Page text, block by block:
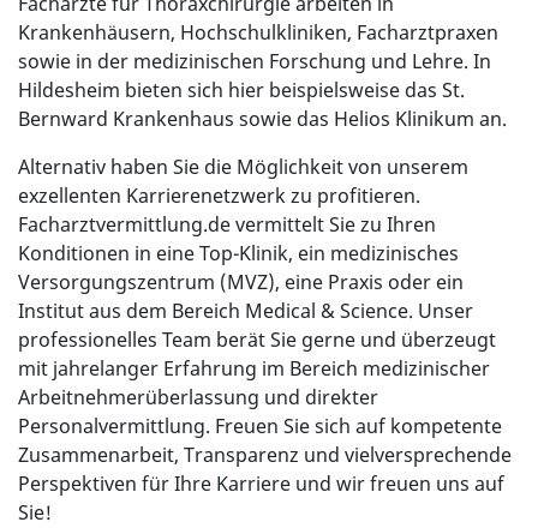
Krankenhäusern, Hochschulkliniken, Facharztpraxen
sowie in der medizinischen Forschung und Lehre. In
Hildesheim bieten sich hier beispielsweise das St.
Bernward Krankenhaus sowie das Helios Klinikum an.
Alternativ haben Sie die Möglichkeit von unserem
exzellenten Karrierenetzwerk zu profitieren.
Facharztvermittlung.de vermittelt Sie zu Ihren
Konditionen in eine Top-Klinik, ein medizinisches
Versorgungszentrum (MVZ), eine Praxis oder ein
Institut aus dem Bereich Medical & Science. Unser
professionelles Team berät Sie gerne und überzeugt
mit jahrelanger Erfahrung im Bereich medizinischer
Arbeitnehmerüberlassung und direkter
Personalvermittlung. Freuen Sie sich auf kompetente
Zusammenarbeit, Transparenz und vielversprechende
Perspektiven für Ihre Karriere und wir freuen uns auf
Sie!